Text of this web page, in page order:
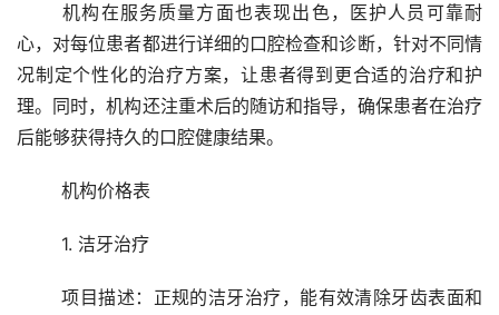
	机构在服务质量方面也表现出色，医护人员可靠耐
心，对每位患者都进行详细的口腔检查和诊断，针对不同情
况制定个性化的治疗方案，让患者得到更合适的治疗和护
理。同时，机构还注重术后的随访和指导，确保患者在治疗
后能够获得持久的口腔健康结果。
	机构价格表
	1. 洁牙治疗
	项目描述：正规的洁牙治疗，能有效清除牙齿表面和